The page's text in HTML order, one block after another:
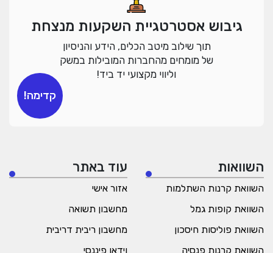
גיבוש אסטרטגיית השקעות מנצחת
תוך שילוב מיטב הכלים, הידע והניסיון
של מומחים מהחברות המובילות במשק
וליווי מקצועי יד ביד!
קדימה!
השוואות
השוואת קרנות השתלמות
השוואת קופות גמל
השוואת פוליסות חיסכון
השוואת קרנות פנסיה
עוד באתר
אזור אישי
מחשבון תשואה
מחשבון ריבית דריבית
וידאו פיננסי